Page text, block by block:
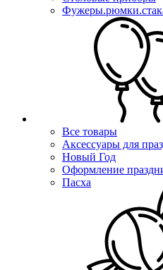
Все товары
Аксессуары для
Новый Год
Оформление
Пасха